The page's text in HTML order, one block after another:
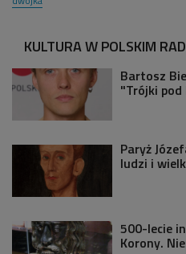
KULTURA W POLSKIM
Bartosz
"Trójki pod
Paryż
ludzi i
500-lecie
Korony.